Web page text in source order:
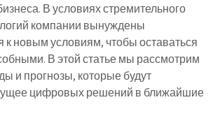
В условиях стремительного
компании вынуждены
к новым условиям, чтобы оставаться
В этой статье мы рассмотрим
и прогнозы, которые будут
цифровых решений в ближайшие